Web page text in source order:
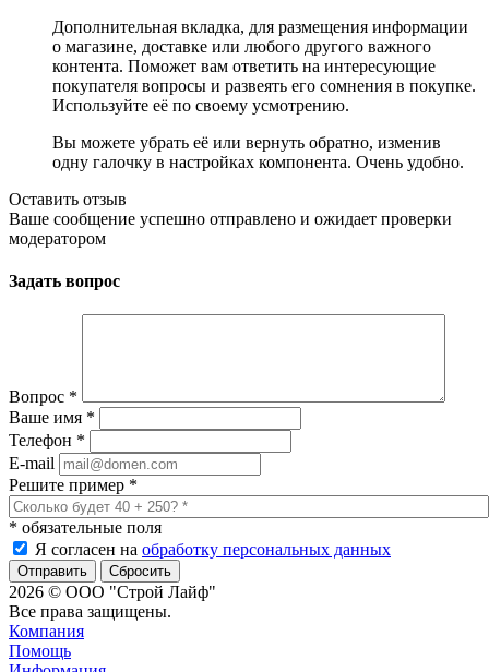
Дополнительная вкладка, для размещения информации
о магазине, доставке или любого другого важного
контента. Поможет вам ответить на интересующие
покупателя вопросы и развеять его сомнения в покупке.
Используйте её по своему усмотрению.
Вы можете убрать её или вернуть обратно, изменив
одну галочку в настройках компонента. Очень удобно.
Оставить отзыв
Ваше сообщение успешно отправлено и ожидает проверки
модератором
Задать вопрос
Вопрос *
Ваше имя *
Телефон *
E-mail
Решите пример *
* обязательные поля
Я согласен на обработку персональных данных
Сбросить
2026 © ООО "Строй Лайф"
Все права защищены.
Компания
Помощь